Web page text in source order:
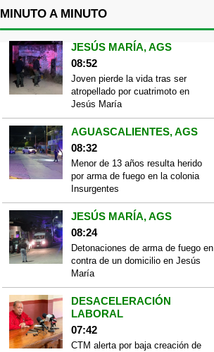
MINUTO A MINUTO
JESÚS MARÍA, AGS
08:52
Joven pierde la vida tras ser
atropellado por cuatrimoto en
Jesús María
AGUASCALIENTES, AGS
08:32
Menor de 13 años resulta herido
por arma de fuego en la colonia
Insurgentes
JESÚS MARÍA, AGS
08:24
Detonaciones de arma de fuego en
contra de un domicilio en Jesús
María
DESACELERACIÓN
LABORAL
07:42
CTM alerta por baja creación de